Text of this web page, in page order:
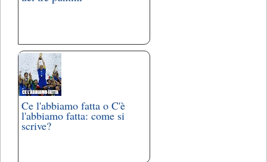
Ce l'abbiamo fatta o C'è
l'abbiamo fatta: come si
scrive?